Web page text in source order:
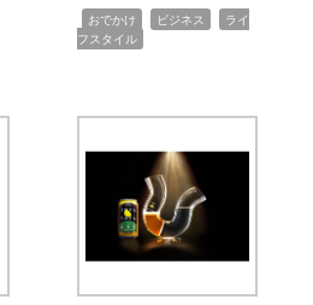
おでかけ ビジネス
ライ
フスタイル